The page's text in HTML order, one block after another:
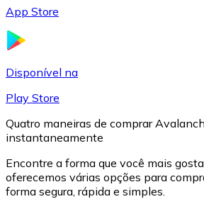
App Store
Disponível na
Play Store
Quatro maneiras de comprar
instantaneamente
Encontre a forma que você mais
oferecemos várias opções para
forma segura, rápida e simples.